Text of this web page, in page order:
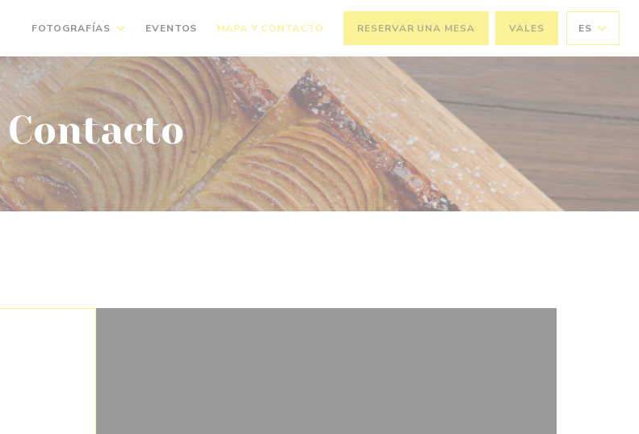
FOTOGRAFÍAS EVENTOS MAPA Y CONTACTO RESERVAR UNA MESA VALES ES
Contacto